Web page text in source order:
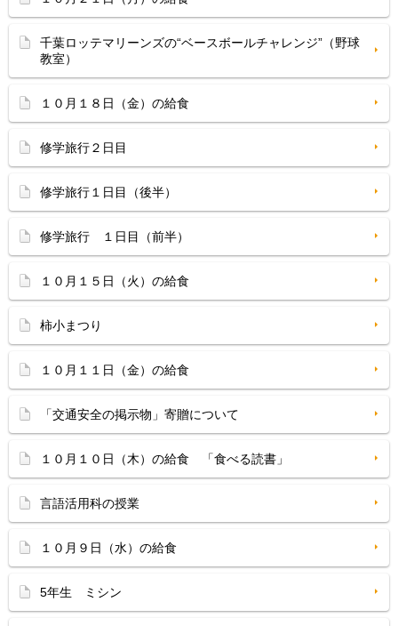
千葉ロッテマリーンズの“ベースボールチャレンジ”（野球
教室）
１０月１８日（金）の給食
修学旅行２日目
修学旅行１日目（後半）
修学旅行 １日目（前半）
１０月１５日（火）の給食
柿小まつり
１０月１１日（金）の給食
「交通安全の掲示物」寄贈について
１０月１０日（木）の給食 「食べる読書」
言語活用科の授業
１０月９日（水）の給食
5年生 ミシン